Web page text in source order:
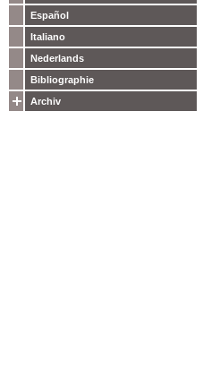
Español
Italiano
Nederlands
Bibliographie
Archiv